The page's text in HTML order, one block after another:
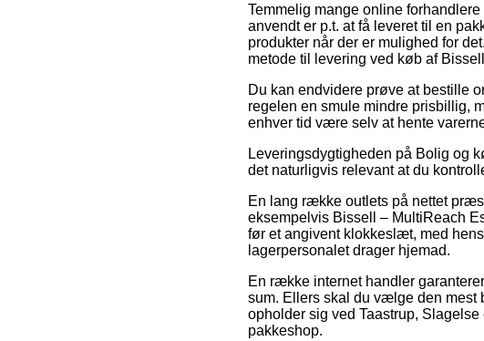
Temmelig mange online
anvendt er p.t. at få leveret til en
produkter når der er mulighed for
metode til levering ved køb af
Du kan endvidere prøve at bestille
regelen en smule mindre prisbillig,
enhver tid være selv at hente
Leveringsdygtigheden på Bolig og
det naturligvis relevant at du
En lang række outlets på nettet
eksempelvis Bissell – MultiReach
før et angivent klokkeslæt, med
lagerpersonalet drager hjemad.
En række internet handler
sum. Ellers skal du vælge den mest
opholder sig ved Taastrup,
pakkeshop.